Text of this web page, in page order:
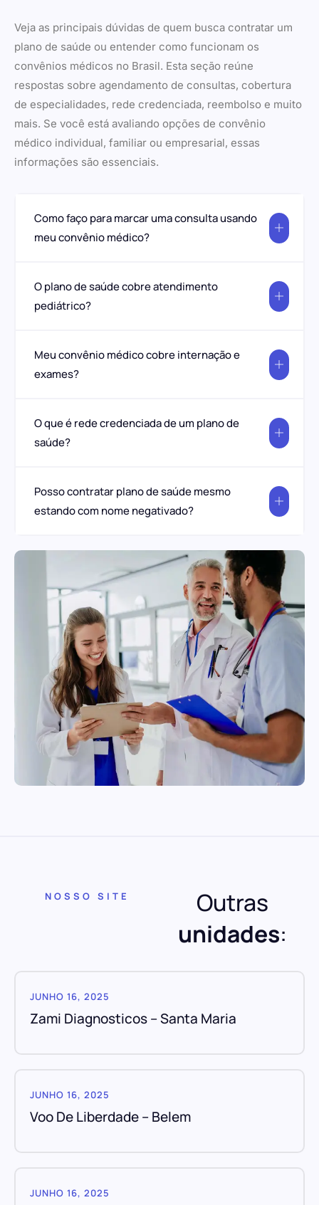
Veja as principais dúvidas de quem busca contratar um
plano de saúde ou entender como funcionam os
convênios médicos no Brasil. Esta seção reúne
respostas sobre agendamento de consultas, cobertura
de especialidades, rede credenciada, reembolso e muito
mais. Se você está avaliando opções de convênio
médico individual, familiar ou empresarial, essas
informações são essenciais.
Como faço para marcar uma consulta usando
meu convênio médico?
O plano de saúde cobre atendimento
pediátrico?
Meu convênio médico cobre internação e
exames?
O que é rede credenciada de um plano de
saúde?
Posso contratar plano de saúde mesmo
estando com nome negativado?
NOSSO SITE
Outras
unidades:
JUNHO 16, 2025
Zami Diagnosticos – Santa Maria
JUNHO 16, 2025
Voo De Liberdade – Belem
JUNHO 16, 2025